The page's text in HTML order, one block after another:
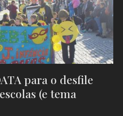
para o desfile
(e tema